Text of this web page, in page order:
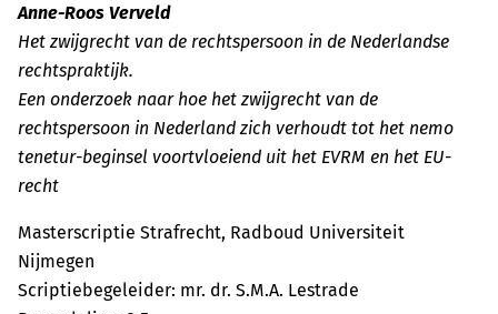
Anne-Roos Verveld
Het zwijgrecht van de rechtspersoon in de Nederlandse
rechtspraktijk.
Een onderzoek naar hoe het zwijgrecht van de
rechtspersoon in Nederland zich verhoudt tot het nemo
tenetur-beginsel voortvloeiend uit het EVRM en het EU-
recht
Masterscriptie Strafrecht, Radboud Universiteit
Nijmegen
Scriptiebegeleider: mr. dr. S.M.A. Lestrade